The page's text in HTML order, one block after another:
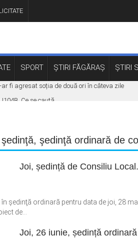
SPORT ȘTIRI FĂGĂRAȘ ȘTIRI
fi agresat soția de două ori în câteva zile
Ce se caută
investițiilor în energie. „Economisim deja
ISU: „Nu lăsați copiii sau animalele în
, şedinţă ordinară de
Joi, ședință de Consiliu
şedinţă ordinară pentru data de joi, 28
de...
Joi, 26 iunie, ședință